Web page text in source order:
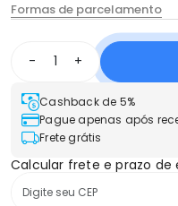
Formas de parcelamento
- +
Cashback de 5%
Pague apenas após
Frete grátis
Calcular frete e prazo de